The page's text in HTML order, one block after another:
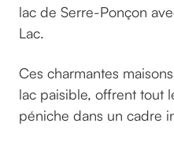
lac de Serre-Ponçon
Lac.
Ces charmantes
lac paisible, offrent tout
péniche dans un cadre